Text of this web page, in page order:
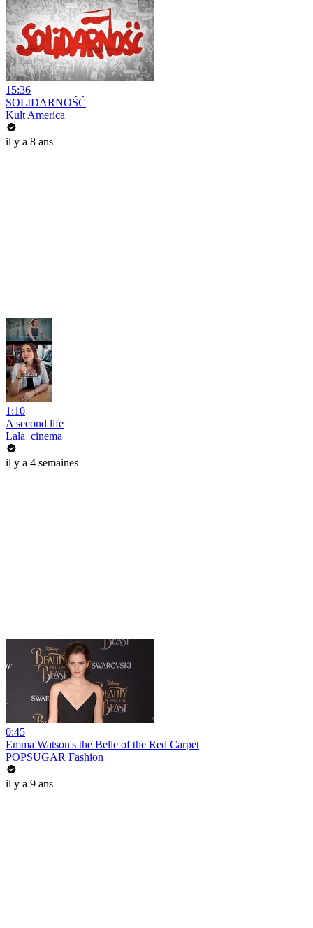
15:36
SOLIDARNOŚĆ
Kult America
il y a 8 ans
1:10
A second life
Lala_cinema
il y a 4 semaines
0:45
Emma Watson's the Belle of the Red Carpet
POPSUGAR Fashion
il y a 9 ans